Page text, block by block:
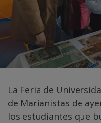
La Feria de
de Marianistas de
los estudiantes que